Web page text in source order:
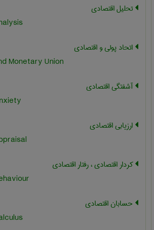
تحلیل اقتصادی
اتحاد پولی و اقتصادی
Monetary Union
آشفتگی اقتصادی
ارزیابی اقتصادی
کردار اقتصادی ، رفتار اقتصادی
حسابان اقتصادی